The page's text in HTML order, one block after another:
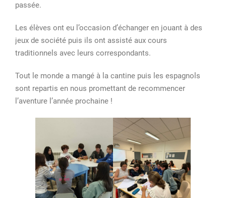
passée.
Les élèves ont eu l’occasion d’échanger en jouant à des
jeux de société puis ils ont assisté aux cours
traditionnels avec leurs correspondants.
Tout le monde a mangé à la cantine puis les espagnols
sont repartis en nous promettant de recommencer
l’aventure l’année prochaine !